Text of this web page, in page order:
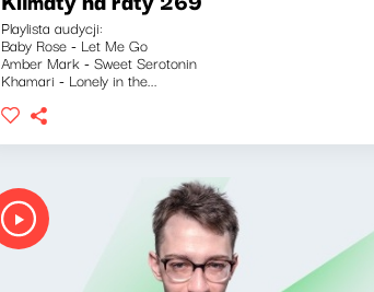
Playlista audycji:
Baby Rose - Let Me Go
Amber Mark - Sweet Serotonin
Khamari - Lonely in the...